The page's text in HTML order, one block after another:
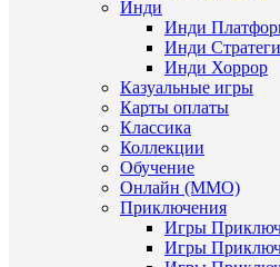
Инди
Инди
Инди
Инди Хоррор
Казуальные игры
Карты оплаты
Классика
Коллекции
Обучение
Онлайн (MMO)
Приключения
Игры
Игры